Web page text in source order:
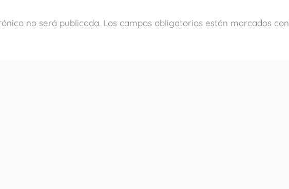
no será publicada. Los campos obligatorios están marcados con